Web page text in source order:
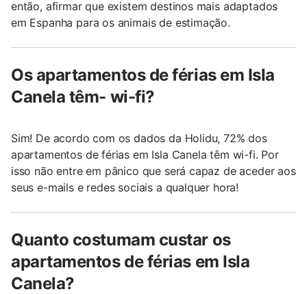
então, afirmar que existem destinos mais adaptados
em Espanha para os animais de estimação.
Os apartamentos de férias em Isla
Canela têm- wi-fi?
Sim! De acordo com os dados da Holidu, 72% dos
apartamentos de férias em Isla Canela têm wi-fi. Por
isso não entre em pânico que será capaz de aceder aos
seus e-mails e redes sociais a qualquer hora!
Quanto costumam custar os
apartamentos de férias em Isla
Canela?